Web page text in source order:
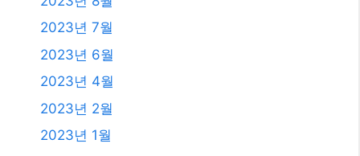
2020년 9월
2020년 5월
2020년 4월
2019년 11월
2019년 8월
2019년 7월